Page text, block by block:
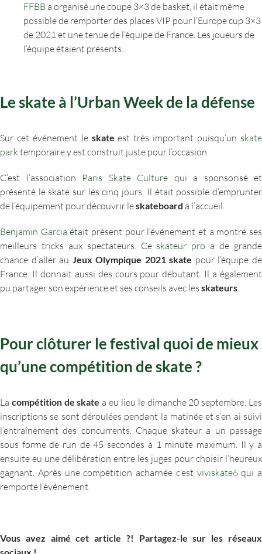
FFBB a organisé une coupe 3×3 de basket, il était même
possible de remporter des places VIP pour l’Europe cup 3×3
de 2021 et une tenue de l’équipe de France. Les joueurs de
l’équipe étaient présents.
Le skate à l’Urban Week de la défense
Sur cet événement le skate est très important puisqu’un skate
park temporaire y est construit juste pour l’occasion.
C’est l’association Paris Skate Culture qui a sponsorisé et
présenté le skate sur les cinq jours. Il était possible d’emprunter
de l’équipement pour découvrir leskateboard à l’accueil.
Benjamin Garcia était présent pour l’événement et a montré ses
meilleurs tricks aux spectateurs. Ce skateur pro a de grande
chance d’aller au Jeux Olympique 2021 skate pour l’équipe de
France. Il donnait aussi des cours pour débutant. Il a également
pu partager son expérience et ses conseils avec les skateurs
Pour clôturer le festival quoi de mieux
qu’une compétition de skate ?
La compétition de skate a eu lieu le dimanche 20 septembre. Les
inscriptions se sont déroulées pendant la matinée et s’en ai suivi
l’entraînement des concurrents. Chaque skateur a un passage
sous forme de run de 45 secondes à 1 minute maximum. Il y a
ensuite eu une délibération entre les juges pour choisir l’heureux
gagnant. Après une compétition acharnée c’est viviskate6qui a
remporté l’événement.
Vous avez aimé cet article ?! Partagez-le sur les réseaux
sociaux !